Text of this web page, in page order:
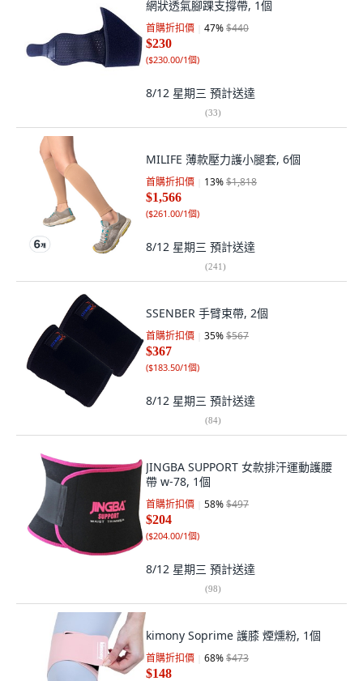
網狀透氣腳踝支撐帶, 1個
首購折扣價 47%$440
$230
($230.00/1個)
8/12 星期三 預計送達
(33)
MILIFE 薄款壓力護小腿套, 6個
首購折扣價 13%$1,818
$1,566
($261.00/1個)
8/12 星期三 預計送達
(241)
SSENBER 手臂束帶, 2個
首購折扣價 35%$567
$367
($183.50/1個)
8/12 星期三 預計送達
(84)
JINGBA SUPPORT 女款排汗運動護腰
帶 w-78, 1個
首購折扣價 58%$497
$204
($204.00/1個)
8/12 星期三 預計送達
(98)
kimony Soprime 護膝 煙燻粉, 1個
首購折扣價 68%$473
$148